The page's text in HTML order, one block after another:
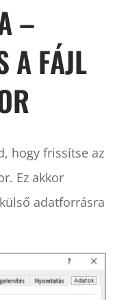
–
A FÁJL
hogy frissítse az
Ez akkor
adatforrásra